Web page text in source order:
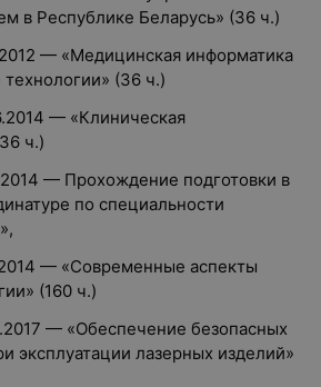
в Республике Беларусь» (36 ч.)
— «Медицинская информатика
(36 ч.)
— «Клиническая
ч.)
— Прохождение подготовки в
по специальности
— «Современные аспекты
(160 ч.)
— «Обеспечение безопасных
эксплуатации лазерных изделий»